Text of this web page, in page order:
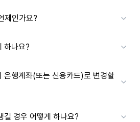
제인가요?
게 하나요?
은행계좌(또는 신용카드)로 변경할
길 경우 어떻게 하나요?